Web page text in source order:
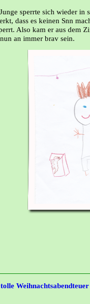
sperrte sich wieder in
dass es keinen Snn
Also kam er aus dem
an immer brav sein.
Weihnachtsabendteuer